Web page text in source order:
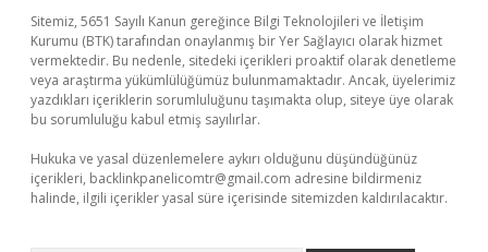
Sitemiz, 5651 Sayılı Kanun gereğince Bilgi Teknolojileri ve İletişim
Kurumu (BTK) tarafından onaylanmış bir Yer Sağlayıcı olarak hizmet
vermektedir. Bu nedenle, sitedeki içerikleri proaktif olarak denetleme
veya araştırma yükümlülüğümüz bulunmamaktadır. Ancak, üyelerimiz
yazdıkları içeriklerin sorumluluğunu taşımakta olup, siteye üye olarak
bu sorumluluğu kabul etmiş sayılırlar.
Hukuka ve yasal düzenlemelere aykırı olduğunu düşündüğünüz
içerikleri, backlinkpanelicomtr@gmail.com adresine bildirmeniz
halinde, ilgili içerikler yasal süre içerisinde sitemizden kaldırılacaktır.